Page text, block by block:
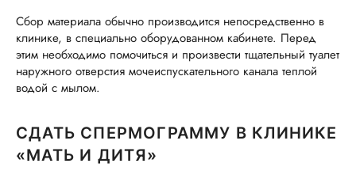
Сбор материала обычно производится непосредственно в
клинике, в специально оборудованном кабинете. Перед
этим необходимо помочиться и произвести тщательный туалет
наружного отверстия мочеиспускательного канала теплой
водой с мылом.
СДАТЬ СПЕРМОГРАММУ В КЛИНИКЕ
«МАТЬ И ДИТЯ»